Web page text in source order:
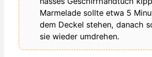
Marmelade sollte etwa 5
dem Deckel stehen, danach
sie wieder umdrehen.